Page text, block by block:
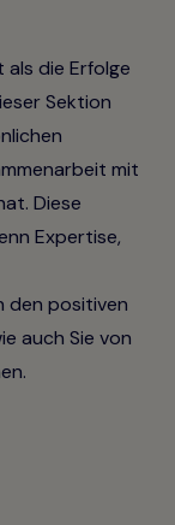
die Erfolge
Sektion
mit
Diese
Expertise,
den positiven
auch Sie von